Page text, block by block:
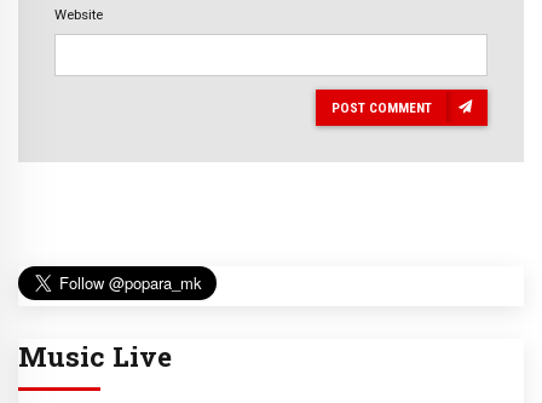
Website
POST COMMENT
Music Live